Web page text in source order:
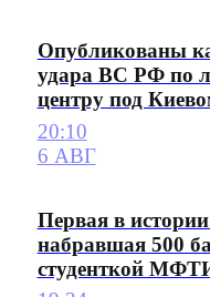
Опубликованы
удара ВС РФ по
центру под
20:10
6 АВГ
Первая в
набравшая 500
студенткой